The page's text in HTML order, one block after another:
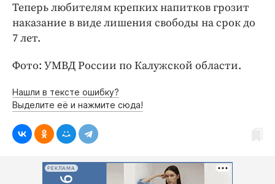
Теперь любителям крепких напитков грозит
наказание в виде лишения свободы на срок до
7 лет.
Фото: УМВД России по Калужской области.
Нашли в тексте ошибку?
Выделите её и нажмите сюда!
РЕКЛАМА